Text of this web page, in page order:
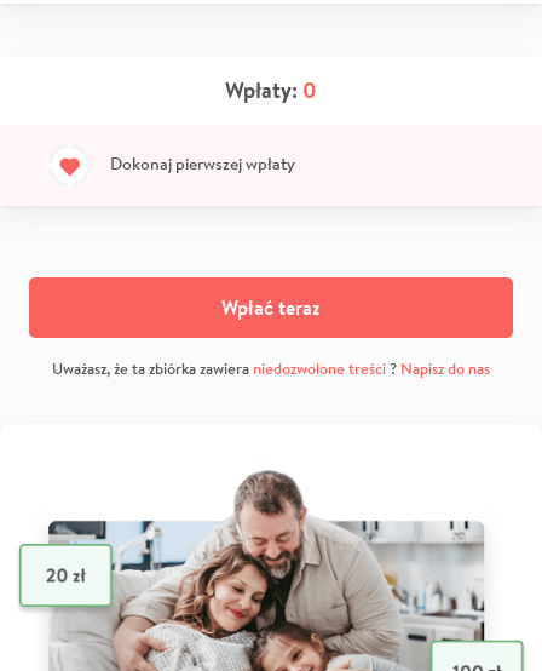
Wpłaty: 0
Dokonaj pierwszej wpłaty
Wpłać teraz
Uważasz, że ta zbiórka zawiera niedozwolone treści? Napisz do nas